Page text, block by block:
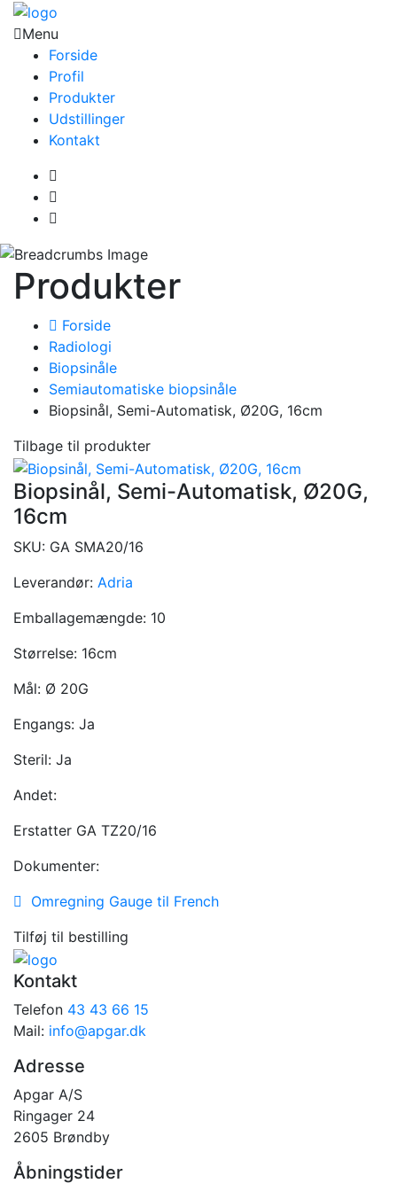
Menu
Forside
Profil
Produkter
Udstillinger
Kontakt
Produkter
Forside
Radiologi
Biopsinåle
Semiautomatiske biopsinåle
Biopsinål, Semi-Automatisk, Ø20G, 16cm
Tilbage til produkter
Biopsinål, Semi-Automatisk, Ø20G,
16cm
SKU: GA SMA20/16
Leverandør: Adria
Emballagemængde: 10
Størrelse: 16cm
Mål: Ø 20G
Engangs: Ja
Steril: Ja
Andet:
Erstatter GA TZ20/16
Dokumenter:
Omregning Gauge til French
Tilføj til bestilling
Kontakt
Telefon 43 43 66 15
Mail: info@apgar.dk
Adresse
Apgar A/S
Ringager 24
2605 Brøndby
Åbningstider